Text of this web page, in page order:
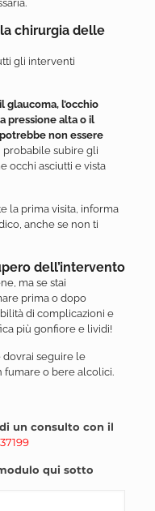
chirurgia delle
gli interventi
glaucoma, l’occhio
pressione alta o il
non essere
probabile subire gli
occhi asciutti e vista
la prima visita, informa
anche se non ti
dell’intervento
ma se stai
prima o dopo
di complicazioni e
più gonfiore e lividi!
dovrai seguire le
fumare o bere alcolici.
un consulto con il
qui sotto